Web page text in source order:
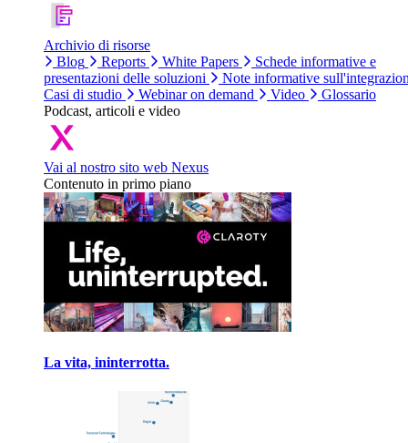
Archivio di risorse
Blog
Reports White Papers
Schede informative e
presentazioni delle soluzioni
Note informative
Casi di studio
Webinar on demand Video
Glossario
Podcast, articoli e video
Vai al nostro sito web Nexus
Contenuto in primo piano
La vita, ininterrotta.